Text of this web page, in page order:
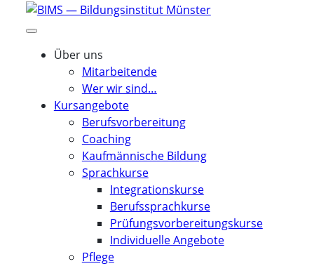
Über uns
Mitarbeitende
Wer wir sind…
Kursangebote
Berufsvorbereitung
Coaching
Kaufmännische Bildung
Sprachkurse
Integrationskurse
Berufssprachkurse
Prüfungsvorbereitungskurse
Individuelle Angebote
Pflege